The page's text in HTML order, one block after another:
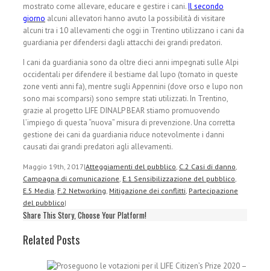
mostrato come allevare, educare e gestire i cani.Il secondo
giorno alcuni allevatori hanno avuto la possibilità di visitare
alcuni tra i 10 allevamenti che oggi in Trentino utilizzano i cani da
guardiania per difendersi dagli attacchi dei grandi predatori.
I cani da guardiania sono da oltre dieci anni impegnati sulle Alpi
occidentali per difendere il bestiame dal lupo (tornato in queste
zone venti anni fa), mentre sugli Appennini (dove orso e lupo non
sono mai scomparsi) sono sempre stati utilizzati. In Trentino,
grazie al progetto LIFE DINALP BEAR stiamo promuovendo
l’impiego di questa “nuova” misura di prevenzione. Una corretta
gestione dei cani da guardiania riduce notevolmente i danni
causati dai grandi predatori agli allevamenti.
Maggio 19th, 2017|Atteggiamenti del pubblico C.2 Casi di danno
Campagna di comunicazione E.1 Sensibilizzazione del pubblico
E.5 Media F.2 Networking Mitigazione dei conflitti Partecipazione
del pubblico|
Share This Story, Choose Your Platform!
Related Posts